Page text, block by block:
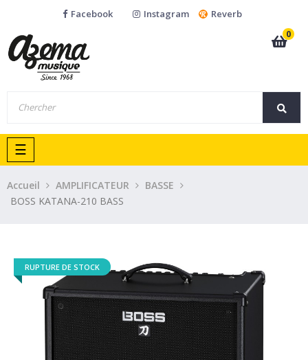
Facebook Instagram
Reverb
0
Basculer
la
navigation
☰
Accueil AMPLIFICATEUR
BASSE
BOSS KATANA-210 BASS
RUPTURE DE STOCK